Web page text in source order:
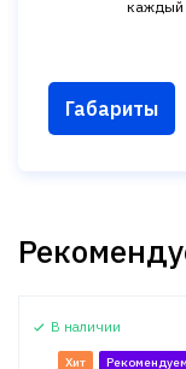
каждый
Габариты
В наличии
Хит Рекомендуем